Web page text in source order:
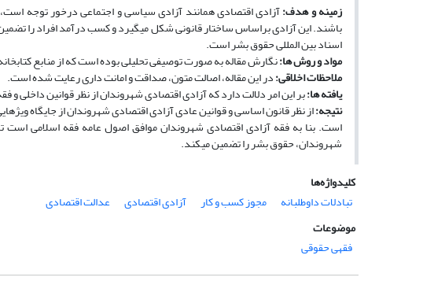
زمینه و هدف:آزادی اقتصادی همانند آزادی سیاسی و اجتماعی درخور توجه
باشند. این آزادی براساس ساختار قانونی شکل می­گیرد و کسب درآمد افراد را
اسناد بین­ المللی حقوق بشر است.
مواد و روش­ ها:نگارش مقاله به صورت توصیفی تحلیلی بوده است که از منابع
ملاحظات اخلاقی:در این مقاله، اصالت متون، صداقت و امانت داری رعایت شده است.
یافتهها:بر این امر دلالت دارد که آزادی اقتصادی شهروندان از نظر قوانین داخلی
نتیجه:از نظر قانون اساسی و قوانین عادی آزادی اقتصادی شهروندان از جایگاه
است. بنا به فقه آزادی اقتصادی شهروندان موافق اصول عامه فقه اسلامی است
شهروندان، حقوق بشر را تضمین می­کند.
کلیدواژه‌ها
تبادلات داوطلبانه
مجوز کسب و کار آزادی اقتصادی
عدالت اقتصادی
موضوعات
فقهی حقوقی